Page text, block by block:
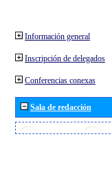
Información general
Inscripción de delegados
Conferencias conexas
Sala de redacción